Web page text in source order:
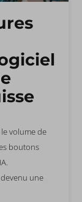
volume de
boutons
devenu une